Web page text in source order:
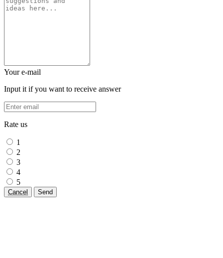
Your e-mail
Input it if you want to receive answer
Rate us
1
2
3
4
5
Cancel Send